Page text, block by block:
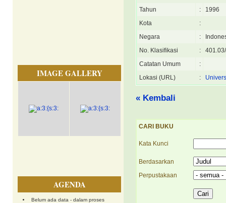
IMAGE GALLERY
AGENDA
Belum ada data - dalam proses
Tahun
:
1996
Kota
:
Negara
:
No. Klasifikasi
:
Catatan Umum
:
Lokasi (URL)
:
« Kembali
CARI BUKU
Kata Kunci
Berdasarkan
Perpustakaan